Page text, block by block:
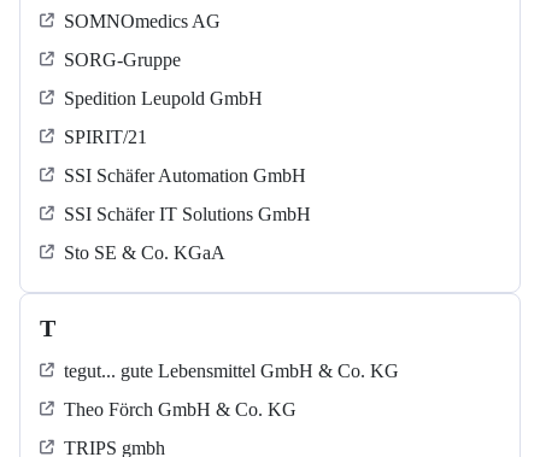
SOMNOmedics AG
SORG-Gruppe
Spedition Leupold GmbH
SPIRIT/21
SSI Schäfer Automation GmbH
SSI Schäfer IT Solutions GmbH
Sto SE & Co. KGaA
T
tegut... gute Lebensmittel GmbH & Co. KG
Theo Förch GmbH & Co. KG
TRIPS gmbh